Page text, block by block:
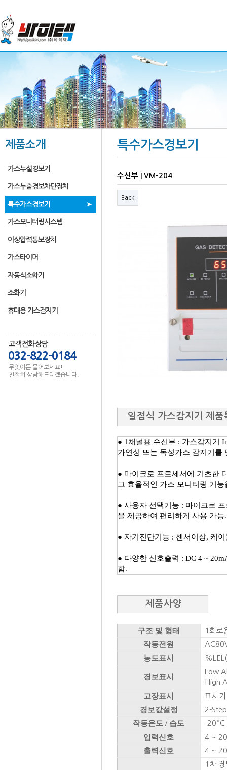
제품소개
가스누설경보기
가스누출경보차단장치
특수가스경보기
가스모니터링시스템
이상압력통보장치
가스타이머
자동식소화기
소화기
휴대용 가스검지기
고객전화상담
032-822-0184
무엇이든 물어보세요!
친절히 상담해드리겠습니다.
특수가스경보기
수신부 | VM-204
Back
일점식 가스감지기 제품
● 1채널용 수신부 : 가스감지기
가연성 또는 독성가스 감지기를
● 마이크로 프로세서에 기초한
고 효율적인 가스 모니터링 기능
​● 사용자 선택기능 : 마이크로
을 제공하여 편리하게 사용 가능.
​● 자기진단기능 : 센서이상, 케
​● 다양한 신호출력 : DC 4 ~
함.
제품사양
구조 및 형태 1회로
작동전원
농도표시
경보표시
Low
High
고장표시 표시
경보값설정 2-
작동온도 / 습도 -20°
입력신호 4 ~
출력신호 4 ~
1차